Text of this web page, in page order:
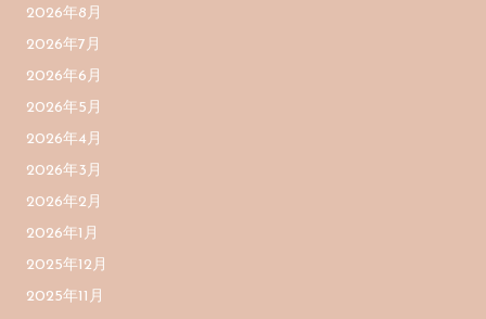
2026年8月
2026年7月
2026年6月
2026年5月
2026年4月
2026年3月
2026年2月
2026年1月
2025年12月
2025年11月